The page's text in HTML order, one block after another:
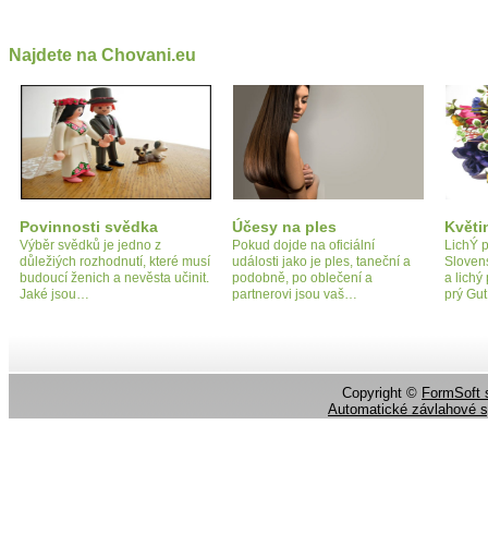
Najdete na Chovani.eu
Povinnosti svědka
Výběr svědků je jedno z
důležiých rozhodnutí, které musí
budoucí ženich a nevěsta učinit.
Jaké jsou…
Účesy na ples
Pokud dojde na oficiální
události jako je ples, taneční a
podobně, po oblečení a
partnerovi jsou vaš…
LichÝ
a lichý
prý
Copyright © FormSoft
Automatické závlahové